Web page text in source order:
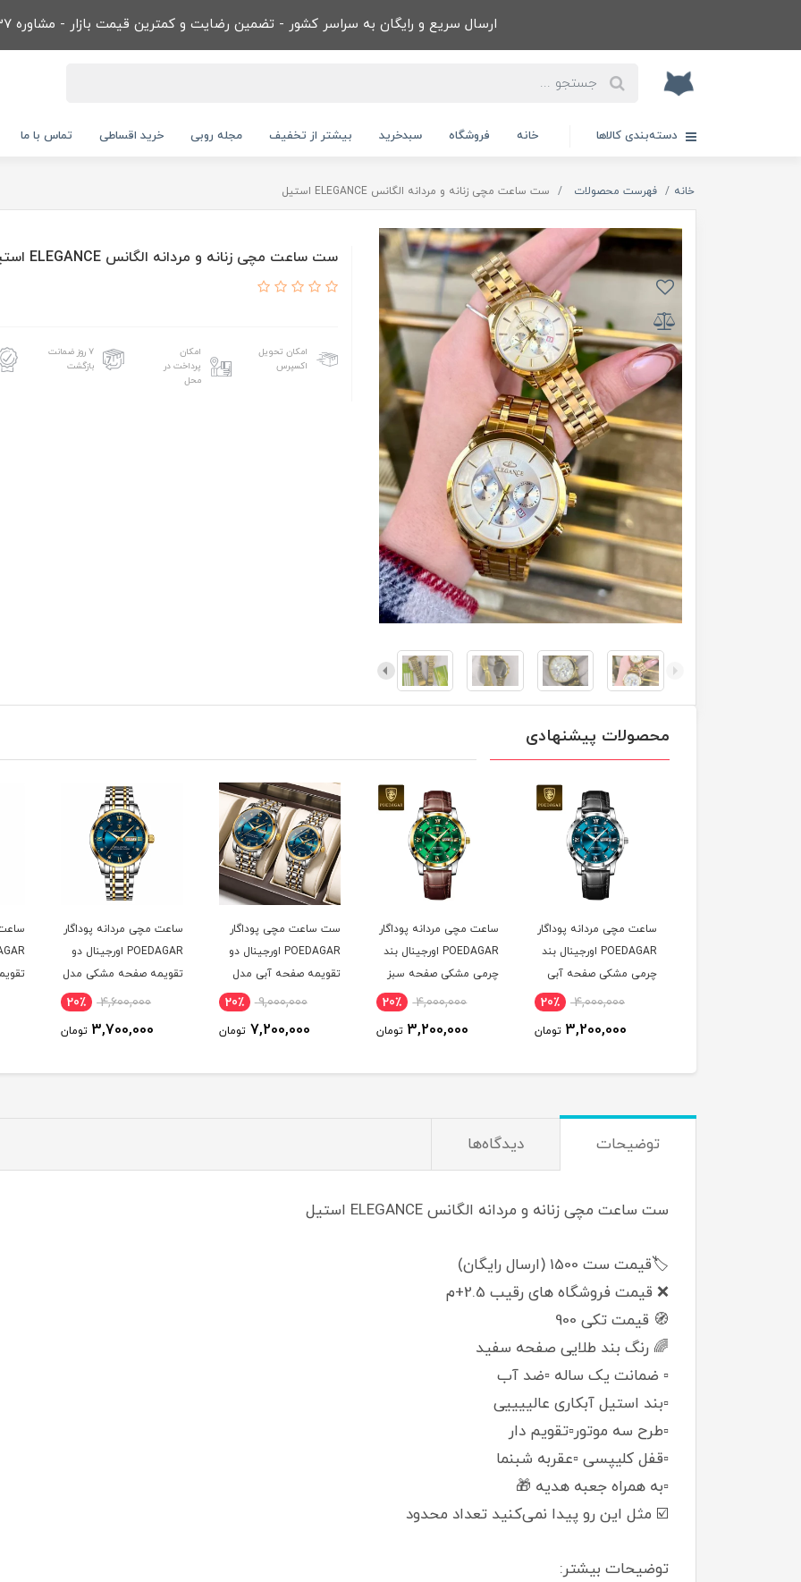
ارسال سریع و رایگان به سراسر کشور - تضمین رضایت و کمترین قیمت بازار - مشاوره 09032866737
دسته‌بندی کالاها خانه فروشگاه سبدخرید بیشتر از تخفیف مجله روبی خرید اقساطی تماس با ما
خانه فهرست محصولات ست ساعت مچی زنانه و مردانه الگانس ELEGANCE استیل
ست ساعت مچی زنانه و مردانه الگانس ELEGANCE استیل
امکان تحویل
اکسپرس
امکان
پرداخت در
محل
۷ روز ضمانت
بازگشت
محصولات پیشنهادی
ساعت مچی مردانه پوداگار
POEDAGAR اورجينال بند
چرمی مشکی صفحه آبی
4,000,000 20٪
3,200,000 تومان
ساعت مچی مردانه پوداگار
POEDAGAR اورجينال بند
چرمی مشکی صفحه سبز
4,000,000 20٪
3,200,000 تومان
ست ساعت مچی پوداگار
POEDAGAR اورجينال دو
تقويمه صفحه آبی مدل
9,000,000 20٪
7,200,000 تومان
ساعت مچی مردانه پوداگار
POEDAGAR اورجينال دو
تقويمه صفحه مشکی مدل
4,600,000 20٪
3,700,000 تومان
توضیحات دیدگاه‌ها
ست ساعت مچی زنانه و مردانه الگانس ELEGANCE استیل
🏷️قیمت ست 1500 (ارسال رایگان)
❌ قیمت فروشگاه های رقیب 2.5+م
🧭 قیمت تکی 900
🌈 رنگ بند طلایی صفحه سفید
▫️ ضمانت یک ساله ▫️ضد آب
▫️بند استیل آبکاری عالییییی
▫️طرح سه موتور▫️تقویم دار
▫️قفل کلیپسی ▫️عقربه شبنما
▫️به همراه جعبه هدیه 🎁
☑️ مثل این رو پیدا نمی‌کنید تعداد محدود
توضیحات بیشتر: